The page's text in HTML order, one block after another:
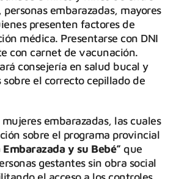
personas embarazadas, mayores
presenten factores de
médica. Presentarse con DNI
con carnet de vacunación.
consejería en salud bucal y
sobre el correcto cepillado de
embarazadas, las cuales
sobre el programa provincial
y su Bebé” que
gestantes sin obra social